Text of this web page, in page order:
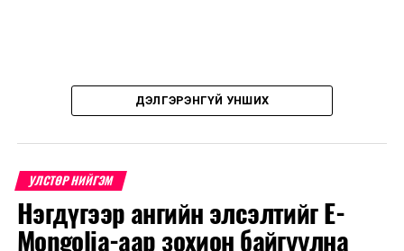
ДЭЛГЭРЭНГҮЙ УНШИХ
УЛСТӨР НИЙГЭМ
Нэгдүгээр ангийн элсэлтийг E-
Mongolia-аар зохион байгуулна